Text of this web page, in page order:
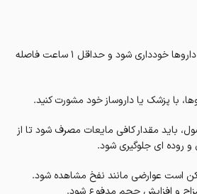
از مصرف همرمان با سایر داروها خودداری شود و حداقل 1 ساعت فاصله
با پزشک یا داروساز خود مشورت کنید.
باید مقدار کافی مایعات مصرف شود تا از
و روده ای جلوگیری شود.
است عوارضی مانند نفخ مشاهده شود.